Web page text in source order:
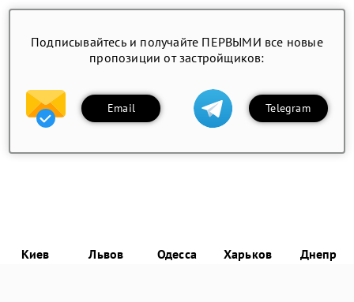
Подписывайтесь и получайте ПЕРВЫМИ все новые
пропозиции от застройщиков:
Email Telegram
Киев Львов Одесса Харьков Днепр